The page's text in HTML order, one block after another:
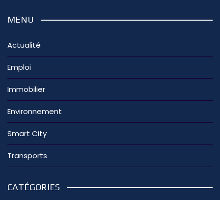
MENU
Actualité
Emploi
Immobilier
Environnement
Smart City
Transports
CATÉGORIES